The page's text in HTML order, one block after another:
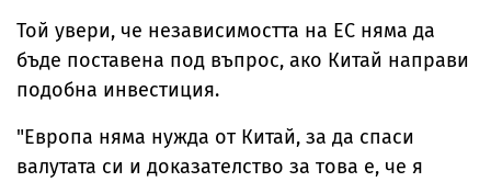
Той увери, че независимостта на ЕС няма да
бъде поставена под въпрос, ако Китай направи
подобна инвестиция.
"Европа няма нужда от Китай, за да спаси
валутата си и доказателство за това е, че я